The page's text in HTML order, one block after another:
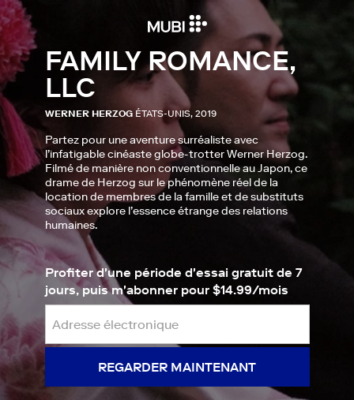
FAMILY ROMANCE,
LLC
WERNER HERZOG ÉTATS-UNIS, 2019
Partez pour une aventure surréaliste avec
l’infatigable cinéaste globe-trotter Werner Herzog.
Filmé de manière non conventionnelle au Japon, ce
drame de Herzog sur le phénomène réel de la
location de membres de la famille et de substituts
sociaux explore l’essence étrange des relations
humaines.
Profiter d'une période d'essai gratuit de 7
jours, puis m'abonner pour $14.99/mois
REGARDER MAINTENANT